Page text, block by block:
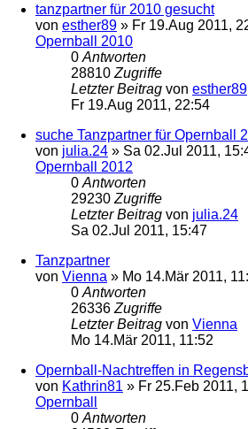
tanzpartner für 2010 gesucht
von esther89 » Fr 19.Aug 2011,
Opernball 2010
0 Antworten
28810 Zugriffe
Letzter Beitrag von esther89
Fr 19.Aug 2011, 22:54
suche Tanzpartner für Opernball
von julia.24 » Sa 02.Jul 2011,
Opernball 2012
0 Antworten
29230 Zugriffe
Letzter Beitrag von julia.24
Sa 02.Jul 2011, 15:47
Tanzpartner
von Vienna » Mo 14.Mär 2011,
0 Antworten
26336 Zugriffe
Letzter Beitrag von Vienna
Mo 14.Mär 2011, 11:52
Opernball-Nachtreffen in
von Kathrin81 » Fr 25.Feb 2011,
Opernball
0 Antworten